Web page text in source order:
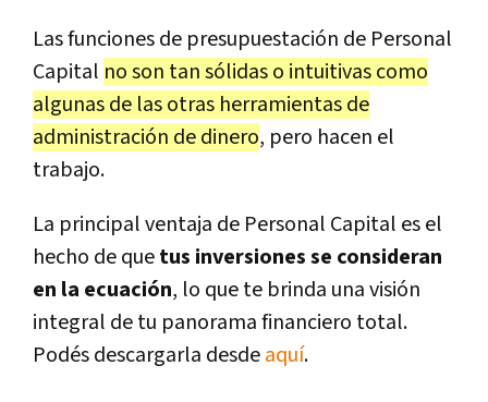
Las funciones de presupuestación de Personal
Capital no son tan sólidas o intuitivas como
algunas de las otras herramientas de
administración de dinero, pero hacen el
trabajo.
La principal ventaja de Personal Capital es el
hecho de quetus inversiones se consideran
en la ecuación, lo que te brinda una visión
integral de tu panorama financiero total.
Podés descargarla desdeaquí.